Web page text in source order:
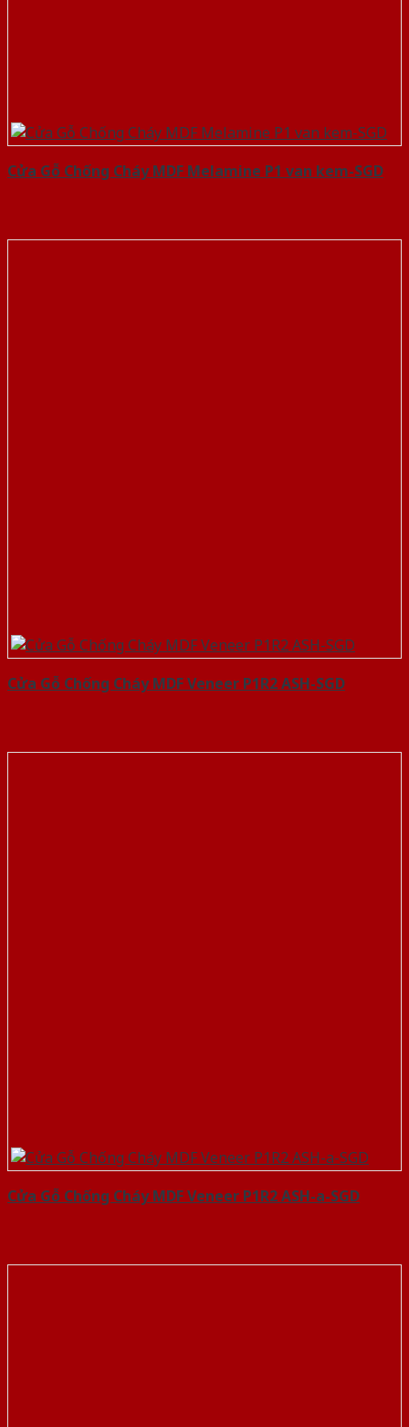
Cửa Gỗ Chống Cháy MDF Melamine P1 van kem-SGD
Cửa Gỗ Chống Cháy MDF Veneer P1R2 ASH-SGD
Cửa Gỗ Chống Cháy MDF Veneer P1R2 ASH-a-SGD